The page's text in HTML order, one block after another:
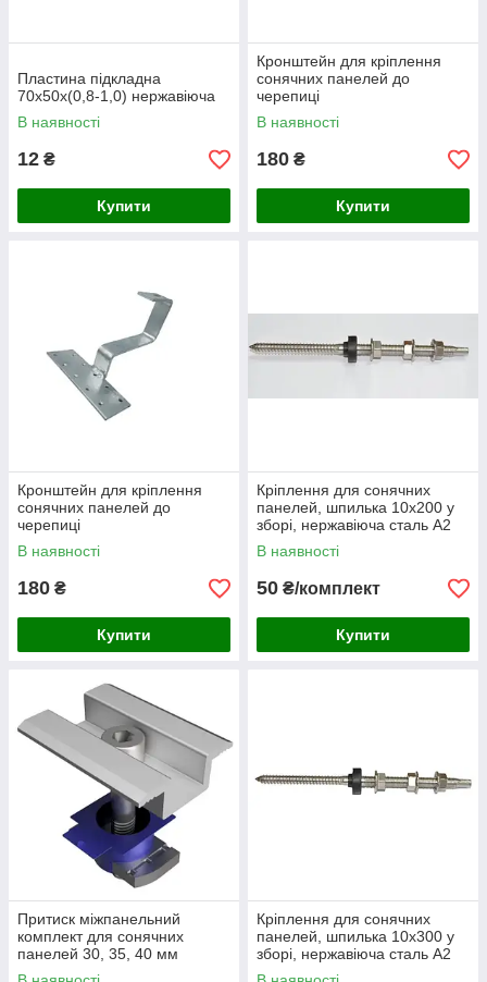
Пластина підкладна
70х50x(0,8-1,0) нержавіюча
В наявності
12 ₴
Купити
Кронштейн для кріплення
сонячних панелей до
черепиці
В наявності
180 ₴
Купити
Кронштейн для кріплення
сонячних панелей до
черепиці
В наявності
180 ₴
Купити
Кріплення для сонячних
панелей, шпилька 10х200 у
зборі, нержавіюча сталь А2
В наявності
50 ₴/комплект
Купити
Притиск міжпанельний
комплект для сонячних
панелей 30, 35, 40 мм
Кріплення для сонячних
панелей, шпилька 10х300 у
зборі, нержавіюча сталь А2